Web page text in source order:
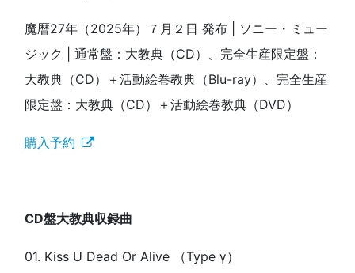
魔暦27年（2025年）７月２日 発布 | ソニー・ミュー
ジック | 通常盤：大教典（CD）、完全生産限定盤：
大教典（CD）＋活動絵巻教典（Blu-ray）、完全生産
限定盤：大教典（CD）＋活動絵巻教典（DVD）
購入予約
CD盤大教典収録曲
01. Kiss U Dead Or Alive （Type γ）